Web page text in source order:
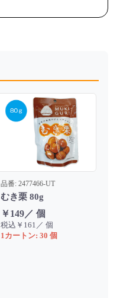
品番: 2477466-UT
むき栗 80g
￥149／ 個
税込￥161／ 個
1カートン: 30 個